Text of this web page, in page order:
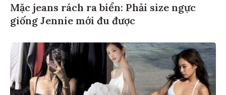
Mặc jeans rách ra biển: Phải size ngực
giống Jennie mới đu được